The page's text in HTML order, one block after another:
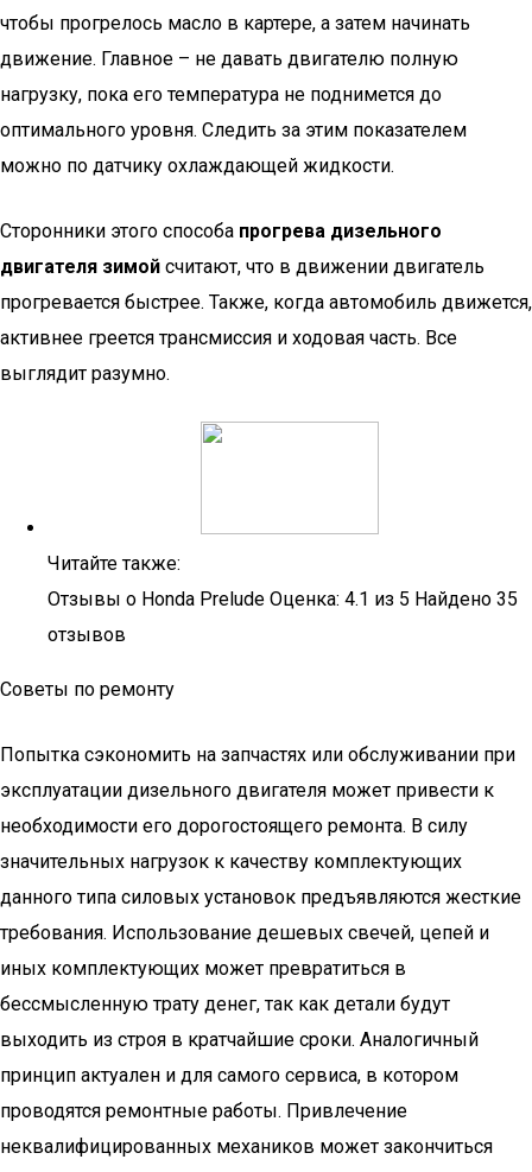
чтобы прогрелось масло в картере, а затем начинать
движение. Главное – не давать двигателю полную
нагрузку, пока его температура не поднимется до
оптимального уровня. Следить за этим показателем
можно по датчику охлаждающей жидкости.
Сторонники этого способа прогрева дизельного
двигателя зимой считают, что в движении двигатель
прогревается быстрее. Также, когда автомобиль движется,
активнее греется трансмиссия и ходовая часть. Все
выглядит разумно.
Читайте также:
Отзывы о Honda Prelude Оценка: 4.1 из 5 Найдено 35
отзывов
Советы по ремонту
Попытка сэкономить на запчастях или обслуживании при
эксплуатации дизельного двигателя может привести к
необходимости его дорогостоящего ремонта. В силу
значительных нагрузок к качеству комплектующих
данного типа силовых установок предъявляются жесткие
требования. Использование дешевых свечей, цепей и
иных комплектующих может превратиться в
бессмысленную трату денег, так как детали будут
выходить из строя в кратчайшие сроки. Аналогичный
принцип актуален и для самого сервиса, в котором
проводятся ремонтные работы. Привлечение
неквалифицированных механиков может закончиться